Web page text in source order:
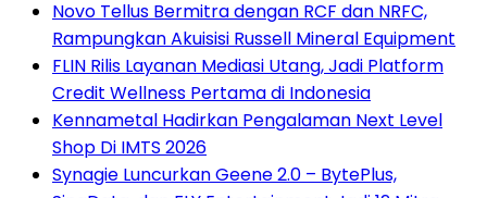
Novo Tellus Bermitra dengan RCF dan NRFC,
Rampungkan Akuisisi Russell Mineral Equipment
FLIN Rilis Layanan Mediasi Utang, Jadi Platform
Credit Wellness Pertama di Indonesia
Kennametal Hadirkan Pengalaman Next Level
Shop Di IMTS 2026
Synagie Luncurkan Geene 2.0 – BytePlus,